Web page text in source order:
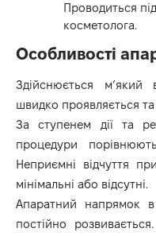
Проводиться
косметолога.
Особливості
Здійснюється м’який
швидко проявляється та
За ступенем дії та
процедури
Неприємні відчуття
мінімальні або відсутні.
Апаратний напрямок в
постійно